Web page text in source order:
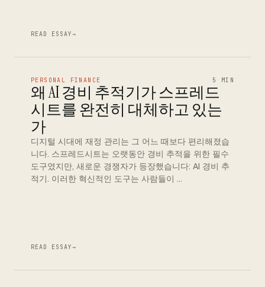
READ ESSAY→
PERSONAL FINANCE 5 MIN
왜 AI 경비 추적기가 스프레드
시트를 완전히 대체하고 있는
가
디지털 시대에 재정 관리는 그 어느 때보다 편리해졌습
니다. 스프레드시트는 오랫동안 경비 추적을 위한 필수
도구였지만, 새로운 경쟁자가 등장했습니다: AI 경비 추
적기. 이러한 혁신적인 도구는 사람들이 …
READ ESSAY→